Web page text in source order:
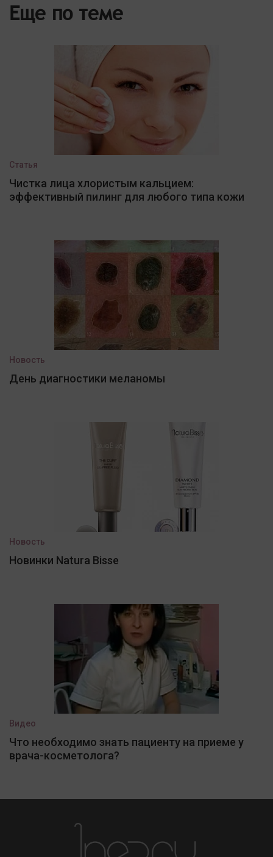
Еще по теме
Статья
Чистка лица хлористым кальцием:
эффективный пилинг для любого типа кожи
Новость
День диагностики меланомы
Новость
Новинки Natura Bisse
Видео
Что необходимо знать пациенту на приеме у
врача-косметолога?